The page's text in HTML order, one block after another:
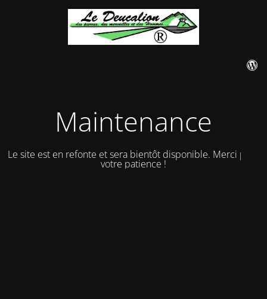
Maintenance
Le site est en refonte et sera bientôt disponible. Merci pour
votre patience !